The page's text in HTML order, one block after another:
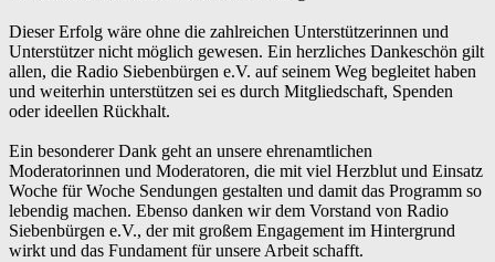
Dieser Erfolg wäre ohne die zahlreichen Unterstützerinnen und
Unterstützer nicht möglich gewesen. Ein herzliches Dankeschön gilt
allen, die Radio Siebenbürgen e.V. auf seinem Weg begleitet haben
und weiterhin unterstützen sei es durch Mitgliedschaft, Spenden
oder ideellen Rückhalt.
Ein besonderer Dank geht an unsere ehrenamtlichen
Moderatorinnen und Moderatoren, die mit viel Herzblut und Einsatz
Woche für Woche Sendungen gestalten und damit das Programm so
lebendig machen. Ebenso danken wir dem Vorstand von Radio
Siebenbürgen e.V., der mit großem Engagement im Hintergrund
wirkt und das Fundament für unsere Arbeit schafft.